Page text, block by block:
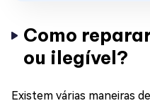
Como
ou ilegível?
Existem várias maneiras